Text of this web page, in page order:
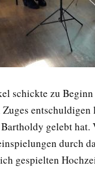
schickte zu
Zuges
gelebt
durch
gespielten